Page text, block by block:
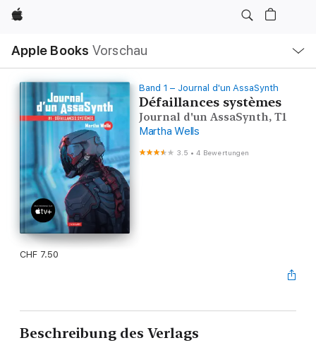
Apple
Apple Books Vorschau
Navigation
Menü
öffnen
Band 1 – Journal d'un AssaSynth
Défaillances systèmes
Journal d'un AssaSynth, T1
Martha Wells
3.5 •4 Bewertungen
CHF 7.50
Beschreibung des Verlags